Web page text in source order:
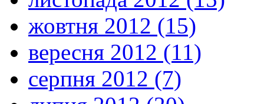
жовтня 2012 (15)
вересня 2012 (11)
серпня 2012 (7)